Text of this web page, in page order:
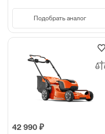
Подобрать аналог
42 990 ₽